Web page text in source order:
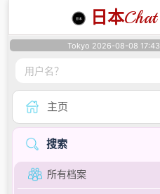
日本Chat
Tokyo 2026-08-08 17:43
主页
搜索
所有档案